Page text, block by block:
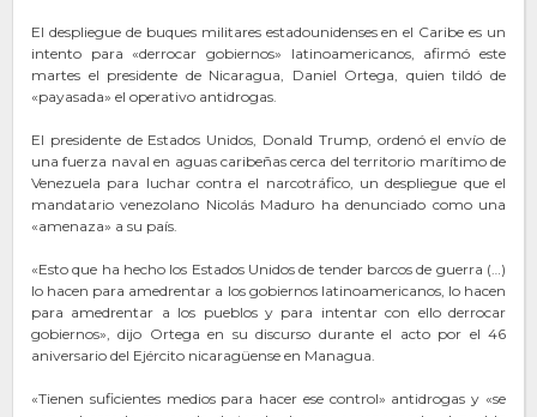
El despliegue de buques militares estadounidenses en el Caribe es un
intento para «derrocar gobiernos» latinoamericanos, afirmó este
martes el presidente de Nicaragua, Daniel Ortega, quien tildó de
«payasada» el operativo antidrogas.
El presidente de Estados Unidos, Donald Trump, ordenó el envío de
una fuerza naval en aguas caribeñas cerca del territorio marítimo de
Venezuela para luchar contra el narcotráfico, un despliegue que el
mandatario venezolano Nicolás Maduro ha denunciado como una
«amenaza» a su país.
«Esto que ha hecho los Estados Unidos de tender barcos de guerra (…)
lo hacen para amedrentar a los gobiernos latinoamericanos, lo hacen
para amedrentar a los pueblos y para intentar con ello derrocar
gobiernos», dijo Ortega en su discurso durante el acto por el 46
aniversario del Ejército nicaragüense en Managua.
«Tienen suficientes medios para hacer ese control» antidrogas y «se